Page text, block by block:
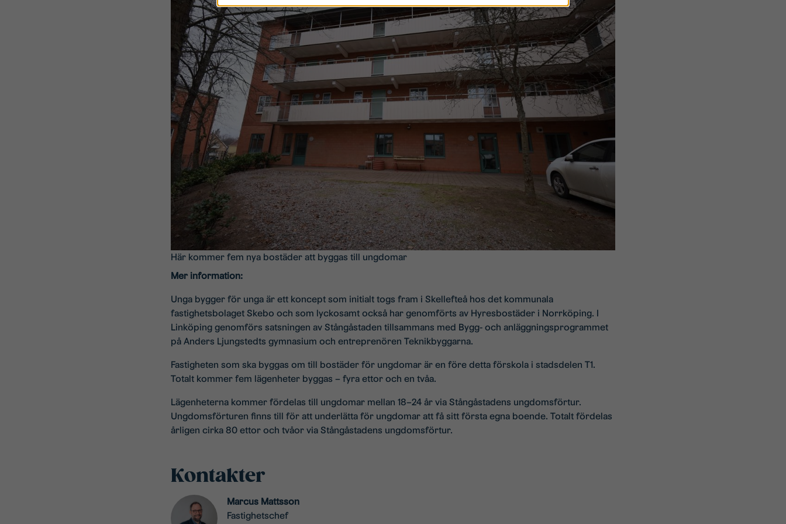
Här kommer fem nya bostäder att byggas till ungdomar
Mer information:
Unga bygger för unga är ett koncept som initialt togs fram i Skellefteå hos det kommunala
fastighetsbolaget Skebo och som lyckosamt också har genomförts av Hyresbostäder i Norrköping. I
Linköping genomförs satsningen av Stångåstaden tillsammans med Bygg- och anläggningsprogrammet
på Anders Ljungstedts gymnasium och entreprenören Teknikbyggarna.
Fastigheten som ska byggas om till bostäder för ungdomar är en före detta förskola i stadsdelen T1.
Totalt kommer fem lägenheter byggas – fyra ettor och en tvåa.
Lägenheterna kommer fördelas till ungdomar mellan 18–24 år via Stångåstadens ungdomsförtur.
Ungdomsförturen finns till för att underlätta för ungdomar att få sitt första egna boende. Totalt fördelas
årligen cirka 80 ettor och tvåor via Stångåstadens ungdomsförtur.
Kontakter
Marcus Mattsson
Fastighetschef